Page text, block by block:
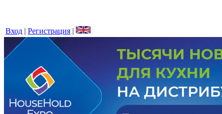
Вход | Регистрация |